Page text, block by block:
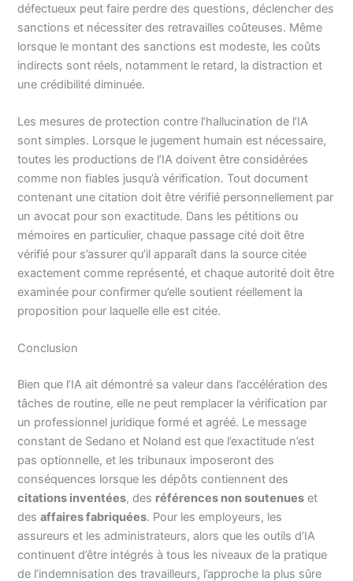
défectueux peut faire perdre des questions, déclencher des
sanctions et nécessiter des retravailles coûteuses. Même
lorsque le montant des sanctions est modeste, les coûts
indirects sont réels, notamment le retard, la distraction et
une crédibilité diminuée.
Les mesures de protection contre l’hallucination de l’IA
sont simples. Lorsque le jugement humain est nécessaire,
toutes les productions de l’IA doivent être considérées
comme non fiables jusqu’à vérification. Tout document
contenant une citation doit être vérifié personnellement par
un avocat pour son exactitude. Dans les pétitions ou
mémoires en particulier, chaque passage cité doit être
vérifié pour s’assurer qu’il apparaît dans la source citée
exactement comme représenté, et chaque autorité doit être
examinée pour confirmer qu’elle soutient réellement la
proposition pour laquelle elle est citée.
Conclusion
Bien que l’IA ait démontré sa valeur dans l’accélération des
tâches de routine, elle ne peut remplacer la vérification par
un professionnel juridique formé et agréé. Le message
constant de Sedano et Noland est que l’exactitude n’est
pas optionnelle, et les tribunaux imposeront des
conséquences lorsque les dépôts contiennent des
citations inventées, des références non soutenues et
desaffaires fabriquées. Pour les employeurs, les
assureurs et les administrateurs, alors que les outils d’IA
continuent d’être intégrés à tous les niveaux de la pratique
de l’indemnisation des travailleurs, l’approche la plus sûre